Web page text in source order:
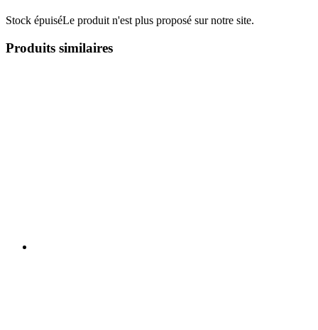
Stock épuiséLe produit n'est plus proposé sur notre site.
Produits similaires